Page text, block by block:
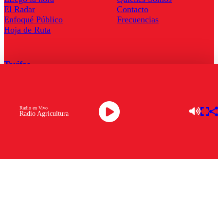
Radio Agricultura
Radio en Vivo
El Radar
Enfoqué Público
Hoja de Ruta
Contacto
Frecuencias
Tarifas
Descarga la APP